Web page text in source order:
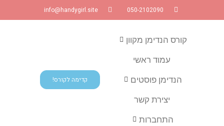
050-2102090
info@handygirl.site
קורס הנדימן מקוון
עמוד ראשי
הנדימן פוסטים
יצירת קשר
התחברות
קדימה לקורס!